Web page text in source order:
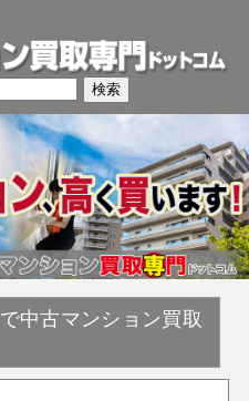
中古マンション買取